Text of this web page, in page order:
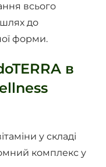
всього
до
форми.
в
у складі
комплекс у